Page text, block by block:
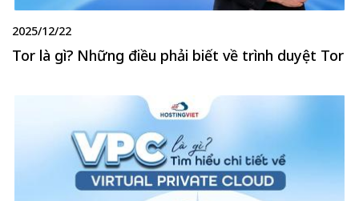
2025/12/22
Tor là gì? Những điều phải biết về trình duyệt Tor